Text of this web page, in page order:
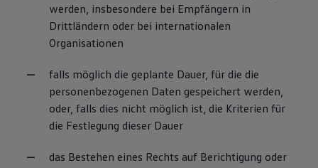
werden, insbesondere bei Empfängern in
Drittländern oder bei internationalen
Organisationen
falls möglich die geplante Dauer, für die die
personenbezogenen Daten gespeichert werden,
oder, falls dies nicht möglich ist, die Kriterien für
die Festlegung dieser Dauer
das Bestehen eines Rechts auf Berichtigung oder